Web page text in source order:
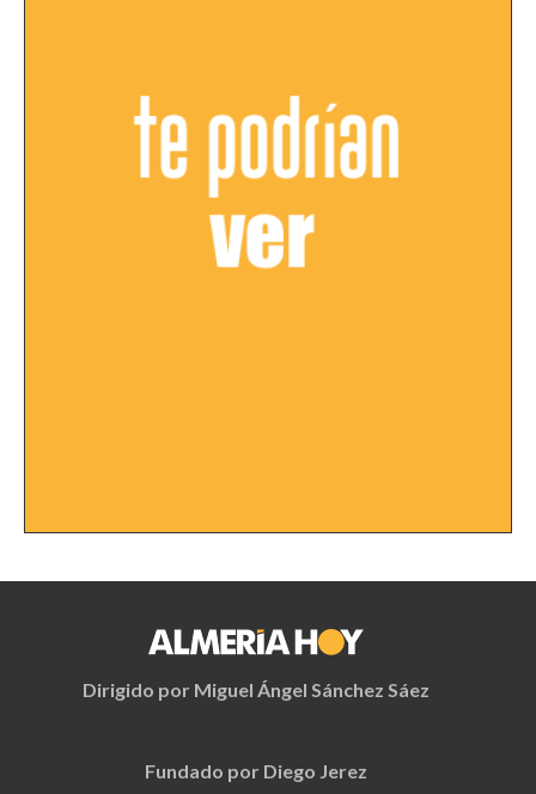
Dirigido por Miguel Ángel Sánchez Sáez
Fundado por Diego Jerez